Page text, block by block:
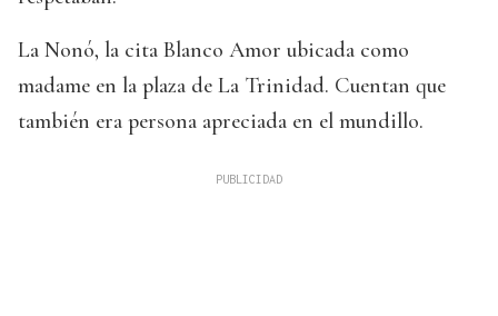
La Nonó, la cita Blanco Amor ubicada como
madame en la plaza de La Trinidad. Cuentan que
también era persona apreciada en el mundillo.